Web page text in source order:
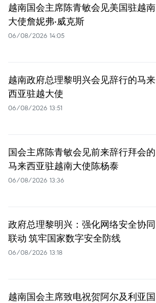
越南国会主席陈青敏会见美国驻越南
大使詹妮弗·威克斯
06/08/2026 14:05
越南政府总理黎明兴会见辞行的马来
西亚驻越大使
06/08/2026 13:51
国会主席陈青敏会见前来辞行拜会的
马来西亚驻越南大使陈杨泰
06/08/2026 13:36
政府总理黎明兴：强化网络安全协同
联动 筑牢国家数字安全防线
06/08/2026 13:18
越南国会主席致电祝贺阿尔及利亚国